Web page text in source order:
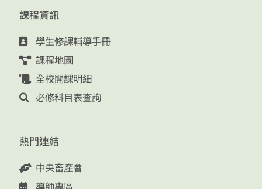
課程資訊
學生修課輔導手冊
課程地圖
全校開課明細
必修科目表查詢
熱門連結
中央畜產會
導師專區